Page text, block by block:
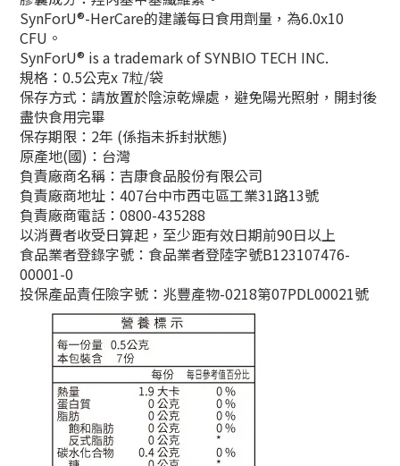
SynForU®-HerCare的建議每日食用劑量，為6.0x10
CFU。
SynForU® is a trademark of SYNBIO TECH INC.
規格：0.5公克x 7粒/袋
保存方式：請放置於陰涼乾燥處，避免陽光照射，開封後
盡快食用完畢
保存期限：2年 (係指未拆封狀態)
原產地(國)：台灣
負責廠商名稱：吉康食品股份有限公司
負責廠商地址：407台中市西屯區工業31路13號
負責廠商電話：0800-435288
以消費者收受日算起，至少距有效日期前90日以上
食品業者登錄字號：食品業者登陸字號B123107476-
00001-0
投保產品責任險字號：兆豐產物-0218第07PDL00021號